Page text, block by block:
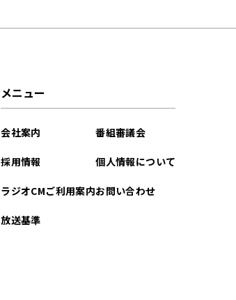
2024年06月
2024年05月
メニュー
会社案内
採用情報
ラジオCMご利用案内
放送基準
番組審議会
個人情報について
お問い合わせ